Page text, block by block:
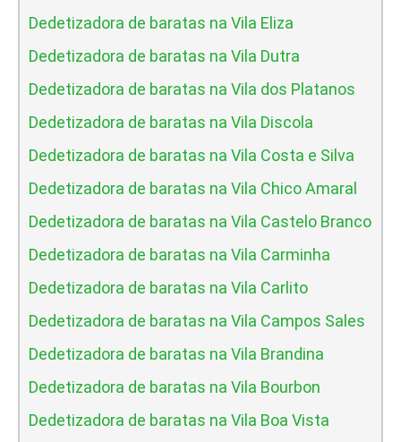
Dedetizadora de baratas na Vila Eliza
Dedetizadora de baratas na Vila Dutra
Dedetizadora de baratas na Vila dos Platanos
Dedetizadora de baratas na Vila Discola
Dedetizadora de baratas na Vila Costa e Silva
Dedetizadora de baratas na Vila Chico Amaral
Dedetizadora de baratas na Vila Castelo Branco
Dedetizadora de baratas na Vila Carminha
Dedetizadora de baratas na Vila Carlito
Dedetizadora de baratas na Vila Campos Sales
Dedetizadora de baratas na Vila Brandina
Dedetizadora de baratas na Vila Bourbon
Dedetizadora de baratas na Vila Boa Vista